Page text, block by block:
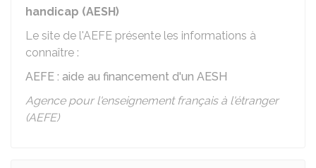
handicap (AESH)
Le site de l'AEFE présente les informations à
connaître :
AEFE : aide au financement d'un AESH
Agence pour l'enseignement français à l'étranger
(AEFE)